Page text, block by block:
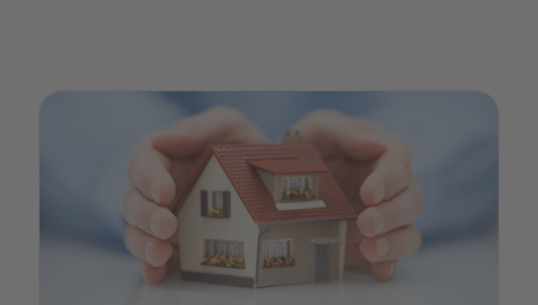
und E-Mobilität den Wert eines Stellplatzes oder einer
Garage verändern können.